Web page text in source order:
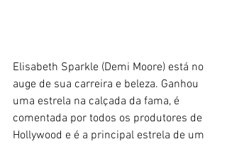
Elisabeth Sparkle (Demi Moore) está no
auge de sua carreira e beleza. Ganhou
uma estrela na calçada da fama, é
comentada por todos os produtores de
Hollywood e é a principal estrela de um